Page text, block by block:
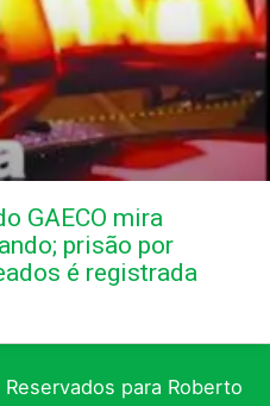
GAECO mira
prisão por
é registrada
para Roberto